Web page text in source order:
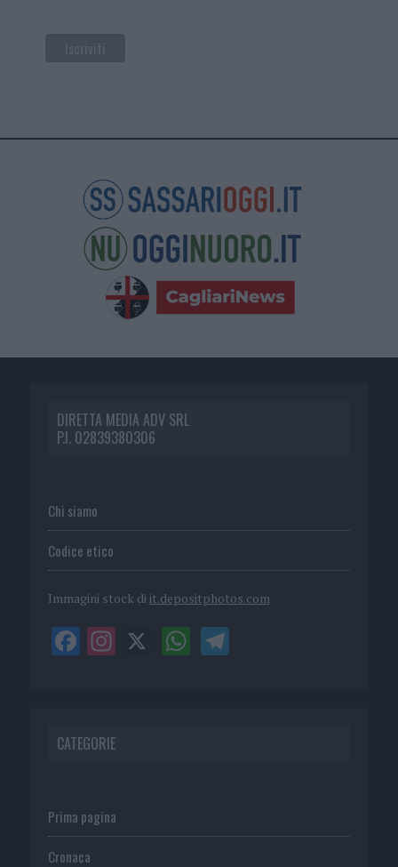
DIRETTA MEDIA ADV SRL
P.I. 02839380306
Chi siamo
Codice etico
Immagini stock di it.depositphotos.com
CATEGORIE
Prima pagina
Cronaca